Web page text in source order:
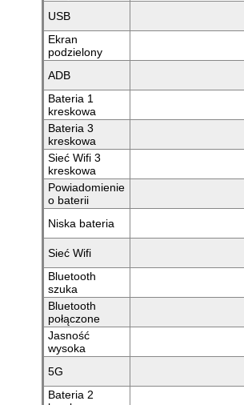
USB
Ekran
podzielony
ADB
Bateria 1
kreskowa
Bateria 3
kreskowa
Sieć Wifi 3
kreskowa
Powiadomienie
o baterii
Niska bateria
Sieć Wifi
Bluetooth
szuka
Bluetooth
połączone
Jasność
wysoka
5G
Bateria 2